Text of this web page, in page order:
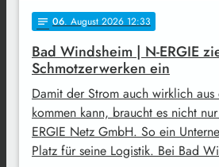
notes 06. August 2026 12:33
Bad Windsheim | N-ERGIE
Schmotzerwerken ein
Damit der Strom auch wirklich aus
kommen kann, braucht es nicht
ERGIE Netz GmbH. So ein
Platz für seine Logistik. Bei Bad